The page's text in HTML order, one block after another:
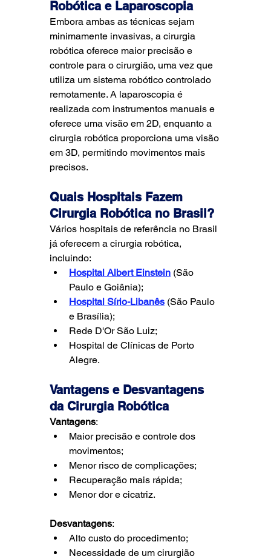
Robótica e Laparoscopia
Embora ambas as técnicas sejam
minimamente invasivas, a cirurgia
robótica oferece maior precisão e
controle para o cirurgião, uma vez que
utiliza um sistema robótico controlado
remotamente. A laparoscopia é
realizada com instrumentos manuais e
oferece uma visão em 2D, enquanto a
cirurgia robótica proporciona uma visão
em 3D, permitindo movimentos mais
precisos.
Quais Hospitais Fazem
Cirurgia Robótica no Brasil?
Vários hospitais de referência no Brasil
já oferecem a cirurgia robótica,
incluindo:
Hospital Albert Einstein (São
Paulo e Goiânia);
Hospital Sírio-Libanês (São Paulo
e Brasília);
Rede D'Or São Luiz;
Hospital de Clínicas de Porto
Alegre.
Vantagens e Desvantagens
da Cirurgia Robótica
Vantagens:
Maior precisão e controle dos
movimentos;
Menor risco de complicações;
Recuperação mais rápida;
Menor dor e cicatriz.
Desvantagens:
Alto custo do procedimento;
Necessidade de um cirurgião